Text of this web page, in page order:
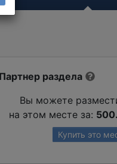
Партнер раздела
Вы можете
на этом месте за:
Купить это